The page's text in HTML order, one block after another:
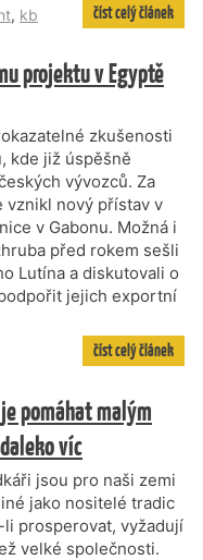
, kb číst celý článek
projektu v Egyptě
zkušenosti
kde již úspěšně
vývozců. Za
vznikl nový přístav v
v Gabonu. Možná i
před rokem sešli
Lutína a diskutovali o
jejich exportní
číst celý článek
pomáhat malým
víc
jsou pro naši zemi
jako nositelé tradic
prosperovat, vyžadují
velké společnosti.